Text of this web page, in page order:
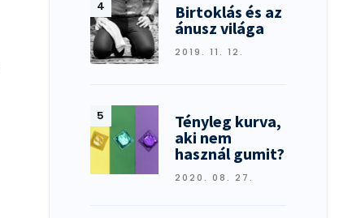
Birtoklás és az
ánusz világa
2019. 11. 12.
Tényleg kurva,
aki nem
használ gumit?
2020. 08. 27.